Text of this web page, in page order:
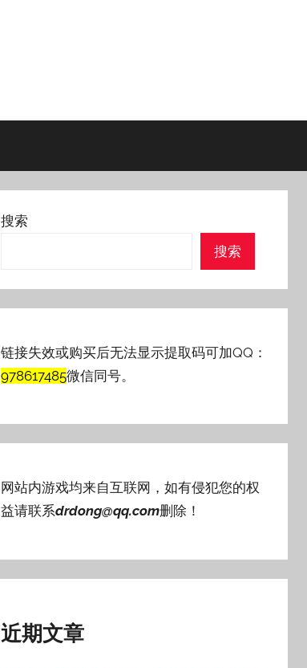
搜索
搜索
链接失效或购买后无法显示提取码可加QQ：
978617485微信同号。
网站内游戏均来自互联网，如有侵犯您的权
益请联系drdong@qq.com删除！
近期文章